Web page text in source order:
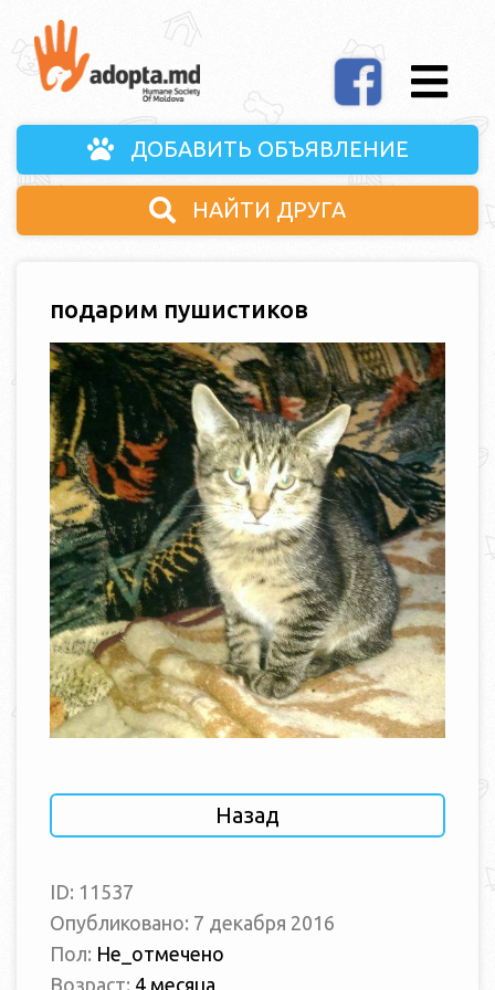
ДОБАВИТЬ ОБЪЯВЛЕНИЕ
НАЙТИ ДРУГА
подарим пушистиков
Назад
ID: 11537
Опубликовано: 7 декабря 2016
Пол: Не_отмечено
Возраст: 4 месяца